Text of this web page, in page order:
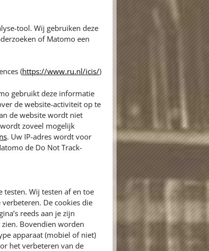
tool. Wij gebruiken deze
of Matomo een
(https://www.ru.nl/icis/)
gebruikt deze informatie
de website-activiteit op te
de website wordt niet
zoveel mogelijk
. Uw IP-adres wordt voor
de Do Not Track-
Wij testen af en toe
De cookies die
reeds aan je zijn
Bovendien worden
apparaat (mobiel of niet)
het verbeteren van de